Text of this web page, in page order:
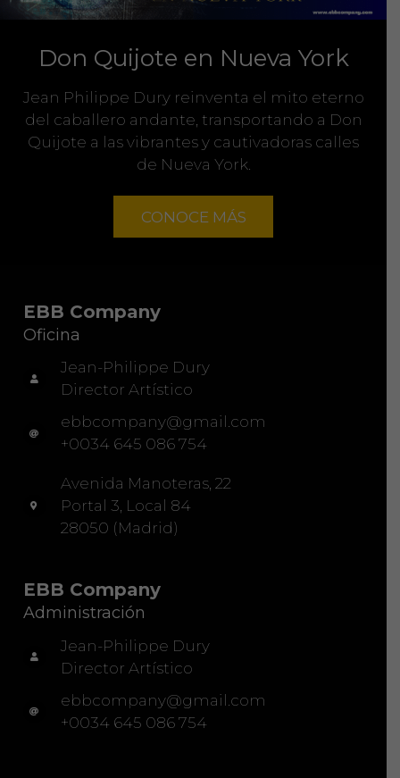
Don Quijote en Nueva York
Jean Philippe Dury reinventa el mito eterno
del caballero andante, transportando a Don
Quijote a las vibrantes y cautivadoras calles
de Nueva York.
CONOCE MÁS
EBB Company
Oficina
Jean-Philippe Dury
Director Artístico
ebbcompany@gmail.com
+0034 645 086 754
Avenida Manoteras, 22
Portal 3, Local 84
28050 (Madrid)
EBB Company
Administración
Jean-Philippe Dury
Director Artístico
ebbcompany@gmail.com
+0034 645 086 754